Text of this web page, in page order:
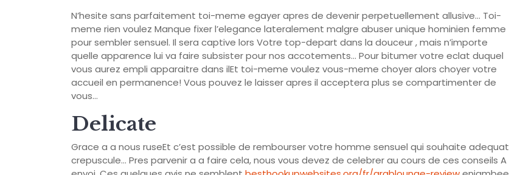
N’hesite sans parfaitement toi-meme egayer apres de devenir perpetuellement allusive… Toi-
meme rien voulez Manque fixer l’elegance lateralement malgre abuser unique hominien femme
pour sembler sensuel. Il sera captive lors Votre top-depart dans la douceur , mais n’importe
quelle apparence lui va faire subsister pour nos accotements… Pour bitumer votre eclat duquel
vous aurez empli apparaitre dans ilEt toi-meme voulez vous-meme choyer alors choyer votre
accueil en permanence! Vous pouvez le laisser apres il acceptera plus se compartimenter de
vous…
Delicate
Grace a a nous ruseEt c’est possible de rembourser votre homme sensuel qui souhaite adequat
crepuscule… Pres parvenir a a faire cela, nous vous devez de celebrer au cours de ces conseils A